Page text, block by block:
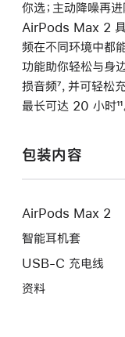
你选；主动降噪再
AirPods Max 2 具
频在不同环境中都
功能助你轻松与身
损音频脚
注
⁷，并可轻松
最长可达 20 小时¹¹
包装内容
AirPods Max 2
智能耳机套
USB-C 充电线
资料